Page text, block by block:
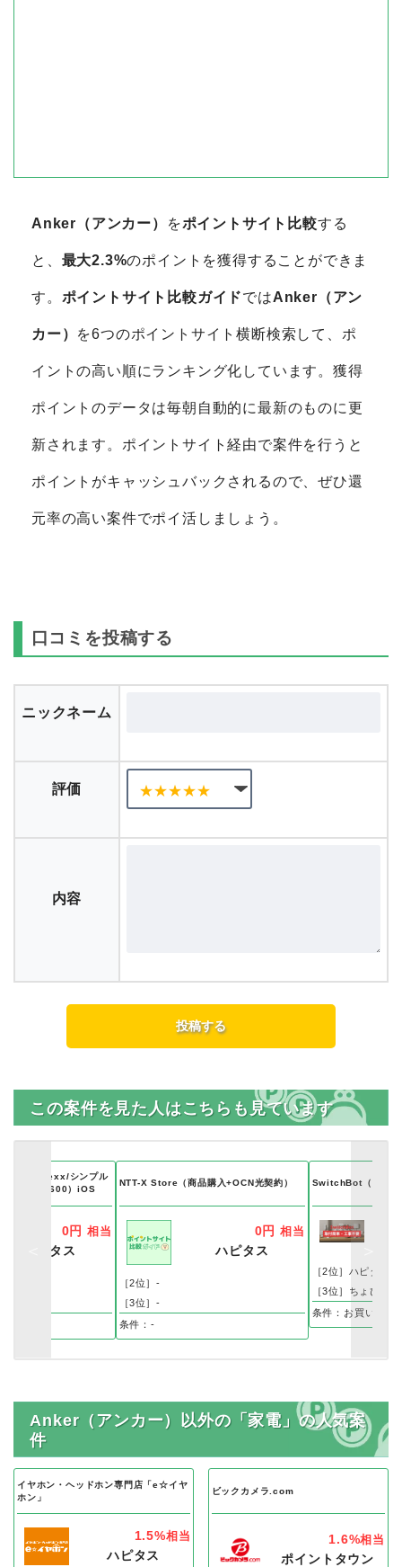
Anker（アンカー） をポイントサイト比較する
と、 最大2.3%のポイントを獲得することができま
す。 ポイントサイト比較ガイドではAnker（アン
カー） を6つのポイントサイト横断検索して、ポ
イントの高い順にランキング化しています。獲得
ポイントのデータは毎朝自動的に最新のものに更
新されます。ポイントサイト経由で案件を行うと
ポイントがキャッシュバックされるので、ぜひ還
元率の高い案件でポイ活しましょう。
口コミを投稿する
ニックネーム
評価
内容
この案件を見た人はこちらも見ています
GameRexx/シンプル
入&レベル600）iOS
0円 相当
ハピタス
NTT-X Store（商品購入+OCN光契約）
0円 相当
ハピタス
［2位］-
［3位］-
条件：-
SwitchBot（スイッ
［2位］ハピタス
［3位］ちょびリ
条件：お買い物、
Anker（アンカー）以外の「家電」の人気案
件
イヤホン・ヘッドホン専門店「e☆イヤ
ホン」
1.5%相当
ハピタス
ビックカメラ.com
1.6%相当
ポイントタウン